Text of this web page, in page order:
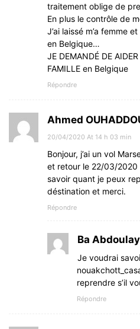
traitement oblige de
En plus le contrôle de
J’ai laissé m’a femme
en Belgique…
JE DEMANDÉ DE
FAMILLE en Belgique
Répondre
Ahmed
20/04/2020 At 14 h 03 min
Bonjour, j’ai un vol
et retour le 22/03/2020
savoir quant je peux
déstination et merci.
Répondre
Ba
Je voudrai
reprendre s’il
Répondre